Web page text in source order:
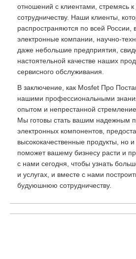
отношений с клиентами, стремясь
сотрудничеству. Наши клиенты,
распространяются по всей России,
электронные компании, научно-
даже небольшие предприятия,
настоятельной качестве наших
сервисного обслуживания.
В заключение, как Mosfet Про
нашими профессиональными
опытом и непрестанной
Мы готовы стать вашим надежным
электронных компонентов,
высококачественные продукты, но
поможет вашему бизнесу расти и
с нами сегодня, чтобы узнать
и услугах, и вместе с нами
будуюшнюю сотрудничеству.